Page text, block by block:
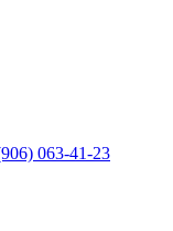
063-41-23